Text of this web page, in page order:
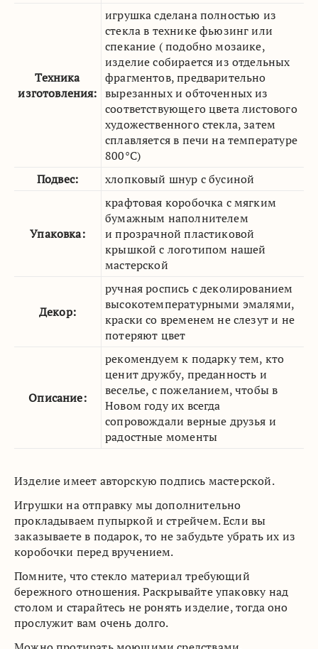
Техника
изготовления:
игрушка сделана полностью из
стекла в технике фьюзинг или
спекание ( подобно мозаике,
изделие собирается из отдельных
фрагментов, предварительно
вырезанных и обточенных из
соответствующего цвета листового
художественного стекла, затем
сплавляется в печи на температуре
800°C)
Подвес:
хлопковый шнур с бусиной
Упаковка:
крафтовая коробочка с мягким
бумажным наполнителем
и прозрачной пластиковой
крышкой с логотипом нашей
мастерской
Декор:
ручная роспись с деколированием
высокотемпературными эмалями,
краски со временем не слезут и не
потеряют цвет
Описание:
рекомендуем к подарку тем, кто
ценит дружбу, преданность и
веселье, с пожеланием, чтобы в
Новом году их всегда
сопровождали верные друзья и
радостные моменты
Изделие имеет авторскую подпись мастерской.
Игрушки на отправку мы дополнительно
прокладываем пупыркой и стрейчем. Если вы
заказываете в подарок, то не забудьте убрать их из
коробочки перед вручением.
Помните, что стекло материал требующий
бережного отношения. Раскрывайте упаковку над
столом и старайтесь не ронять изделие, тогда оно
прослужит вам очень долго.